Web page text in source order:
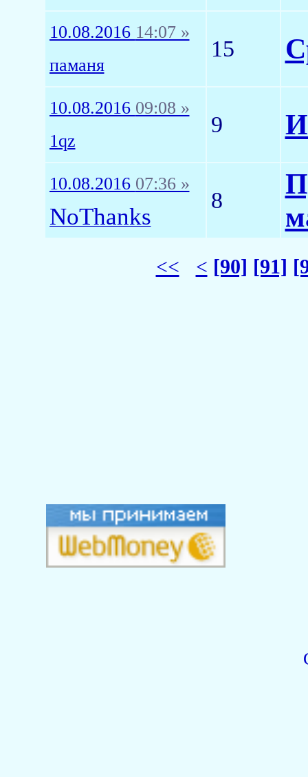
10.08.2016 14:07 »
паманя
15
10.08.2016 09:08 »
1qz
9
10.08.2016 07:36 »
NoThanks
8
<< < [90] [91]